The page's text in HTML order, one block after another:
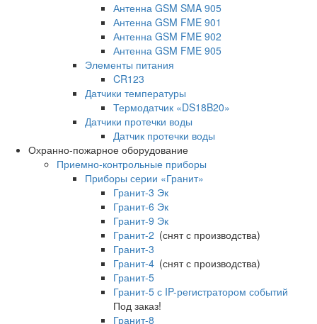
Антенна GSM SMA 905
Антенна GSM FME 901
Антенна GSM FME 902
Антенна GSM FME 905
Элементы питания
CR123
Датчики температуры
Термодатчик «DS18B20»
Датчики протечки воды
Датчик протечки воды
Охранно-пожарное оборудование
Приемно-контрольные приборы
Приборы серии «Гранит»
Гранит-3 Эк
Гранит-6 Эк
Гранит-9 Эк
Гранит-2 (снят с производства)
Гранит-3
Гранит-4 (снят с производства)
Гранит-5
Гранит-5 с IP-регистратором событий
Под заказ!
Гранит-8